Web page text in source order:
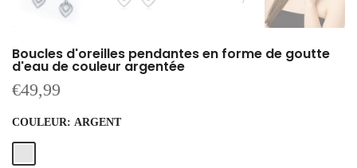
Boucles d'oreilles pendantes en forme de goutte
d'eau de couleur argentée
€49,99
COULEUR: ARGENT